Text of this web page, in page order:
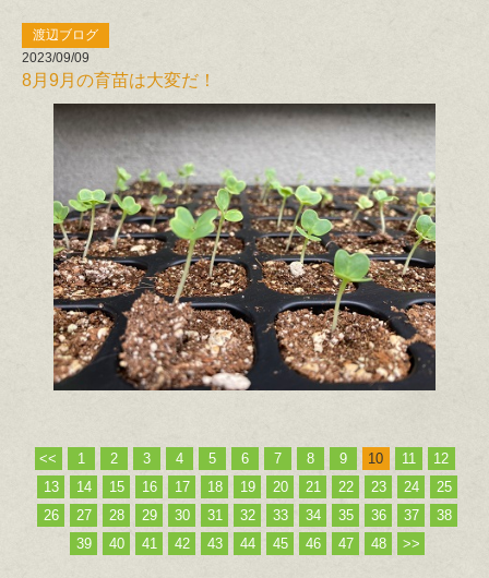
渡辺ブログ
2023/09/09
8月9月の育苗は大変だ！
<< 1 2 3 4 5 6 7 8 9 10 11
12
13
14 15 16 17 18 19 20 21 22 23 24
25
26
27 28 29 30 31 32 33 34 35 36 37
38
39
40 41 42 43 44 45 46 47 48 >>